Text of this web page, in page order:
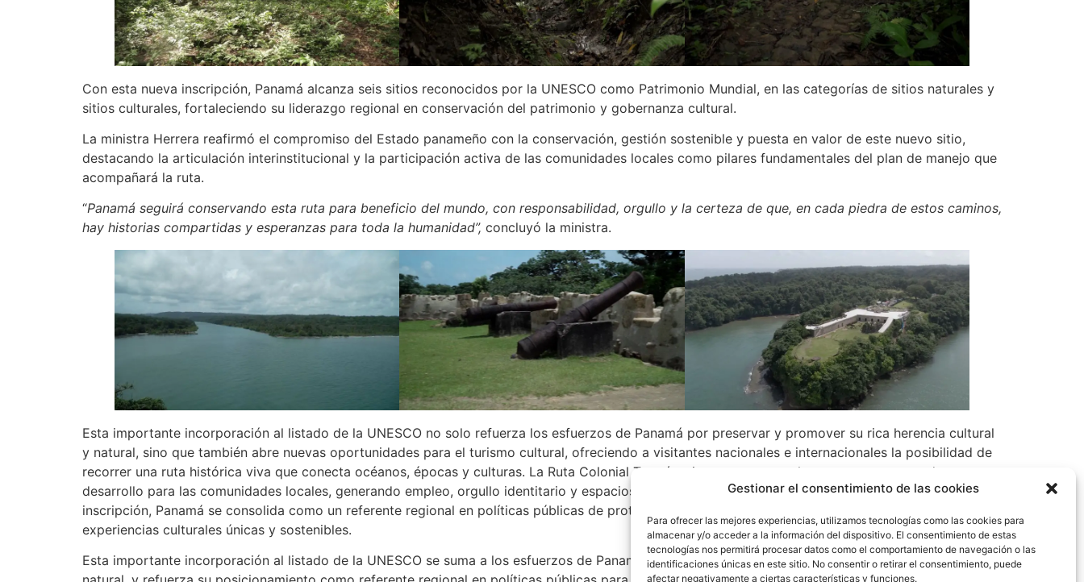
Gestionar el consentimiento de las cookies
Para ofrecer las mejores experiencias, utilizamos tecnologías como las cookies para
almacenar y/o acceder a la información del dispositivo. El consentimiento de estas
tecnologías nos permitirá procesar datos como el comportamiento de navegación o las
identificaciones únicas en este sitio. No consentir o retirar el consentimiento, puede
afectar negativamente a ciertas características y funciones.
Con esta nueva inscripción, Panamá alcanza seis sitios reconocidos por la UNESCO como Patrimonio Mundial, en las categorías de sitios naturales y
sitios culturales, fortaleciendo su liderazgo regional en conservación del patrimonio y gobernanza cultural.
La ministra Herrera reafirmó el compromiso del Estado panameño con la conservación, gestión sostenible y puesta en valor de este nuevo sitio,
destacando la articulación interinstitucional y la participación activa de las comunidades locales como pilares fundamentales del plan de manejo que
acompañará la ruta.
“Panamá seguirá conservando esta ruta para beneficio del mundo, con responsabilidad, orgullo y la certeza de que, en cada piedra de estos caminos,
hay historias compartidas y esperanzas para toda la humanidad”, concluyó la ministra.
Esta importante incorporación al listado de la UNESCO no solo refuerza los esfuerzos de Panamá por preservar y promover su rica herencia cultural
y natural, sino que también abre nuevas oportunidades para el turismo cultural, ofreciendo a visitantes nacionales e internacionales la posibilidad de
recorrer una ruta histórica viva que conecta océanos, épocas y culturas. La Ruta Colonial Transístmica se proyecta ahora como un motor de
desarrollo para las comunidades locales, generando empleo, orgullo identitario y espacios de participación en torno al patrimonio. Con esta
inscripción, Panamá se consolida como un referente regional en políticas públicas de protección del patrimonio y como un país anfitrión de
experiencias culturales únicas y sostenibles.
Esta importante incorporación al listado de la UNESCO se suma a los esfuerzos de Panamá por preservar y promover su rica herencia cultural y